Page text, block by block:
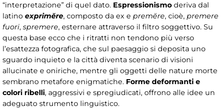
“interpretazione” di quel dato. Espressionismo deriva dal
latino exprimĕre, composto da ex e premĕre, cioè, premere
fuori, spremere, esternare attraverso il filtro soggettivo. Su
questa base ecco che i ritratti non tendono più verso
l’esattezza fotografica, che sul paesaggio si deposita uno
sguardo inquieto e la città diventa scenario di visioni
allucinate e oniriche, mentre gli oggetti delle nature morte
sembrano metafore enigmatiche. Forme deformanti e
colori ribelli, aggressivi e spregiudicati, offrono alle idee un
adeguato strumento linguistico.